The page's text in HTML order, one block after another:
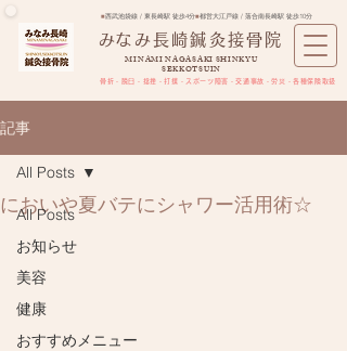
​みなみ長崎鍼灸接骨院
MINAMI NAGASAKI SHINKYU
SEKKOTSUIN
■西武池袋線 / 東長崎駅 徒歩4分■都営大江戸線 / 落合南長崎駅 徒歩10分
骨折・脱臼・捻挫・打撲・スポーツ障害​・交通事故・労災・各種保険取扱
記事
All Posts
お知らせ
美容
健康
おすすめメニュー
All Posts
においや夏バテにシャワー活用術☆